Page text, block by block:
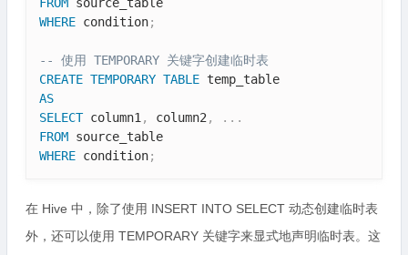
FROM
WHERE condition;
-- 使用 TEMPORARY 关键字创建临时表
CREATE TEMPORARY TABLE
AS
SELECT column1, column2, . . .
FROM
WHERE condition;
在 Hive 中，除了使用 INSERT INTO SELECT 动态创建临时表
外，还可以使用 TEMPORARY 关键字来显式地声明临时表。这